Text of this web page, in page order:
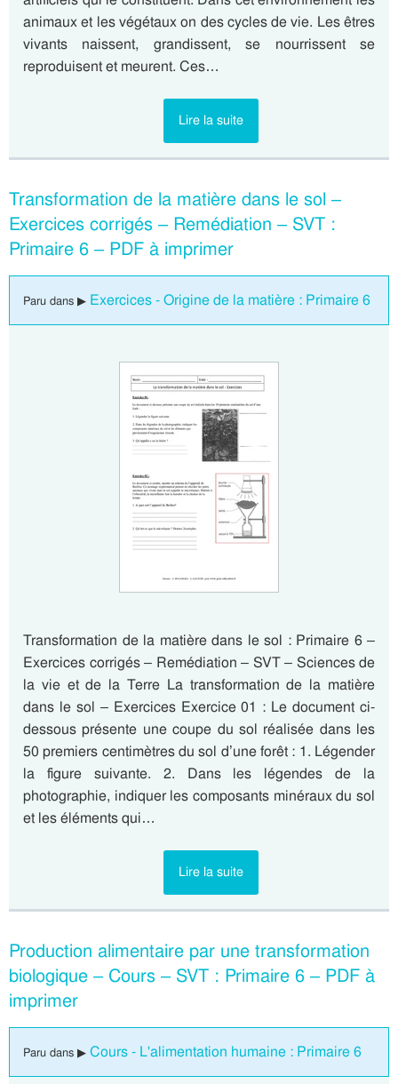
animaux et les végétaux on des cycles de vie. Les êtres
vivants naissent, grandissent, se nourrissent se
reproduisent et meurent. Ces…
Lire la suite
Transformation de la matière dans le sol –
Exercices corrigés – Remédiation – SVT :
Primaire 6 – PDF à imprimer
Paru dans ▶ Exercices - Origine de la matière : Primaire 6
Transformation de la matière dans le sol : Primaire 6 –
Exercices corrigés – Remédiation – SVT – Sciences de
la vie et de la Terre La transformation de la matière
dans le sol – Exercices Exercice 01 : Le document ci-
dessous présente une coupe du sol réalisée dans les
50 premiers centimètres du sol d’une forêt : 1. Légender
la figure suivante. 2. Dans les légendes de la
photographie, indiquer les composants minéraux du sol
et les éléments qui…
Lire la suite
Production alimentaire par une transformation
biologique – Cours – SVT : Primaire 6 – PDF à
imprimer
Paru dans ▶ Cours - L'alimentation humaine : Primaire 6